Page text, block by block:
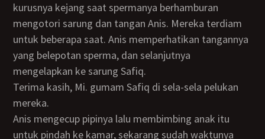
kurusnya kejang saat spermanya berhamburan
mengotori sarung dan tangan Anis. Mereka terdiam
untuk beberapa saat. Anis memperhatikan tangannya
yang belepotan sperma, dan selanjutnya
mengelapkan ke sarung Safiq.
Terima kasih, Mi. gumam Safiq di sela-sela pelukan
mereka.
Anis mengecup pipinya lalu membimbing anak itu
untuk pindah ke kamar, sekarang sudah waktunya